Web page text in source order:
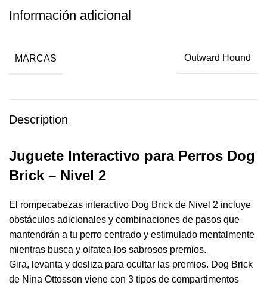
Información adicional
MARCAS Outward Hound
Description
Juguete Interactivo para Perros Dog
Brick – Nivel 2
El rompecabezas interactivo Dog Brick de Nivel 2 incluye
obstáculos adicionales y combinaciones de pasos que
mantendrán a tu perro centrado y estimulado mentalmente
mientras busca y olfatea los sabrosos premios.
Gira, levanta y desliza para ocultar las premios. Dog Brick
de Nina Ottosson viene con 3 tipos de compartimentos